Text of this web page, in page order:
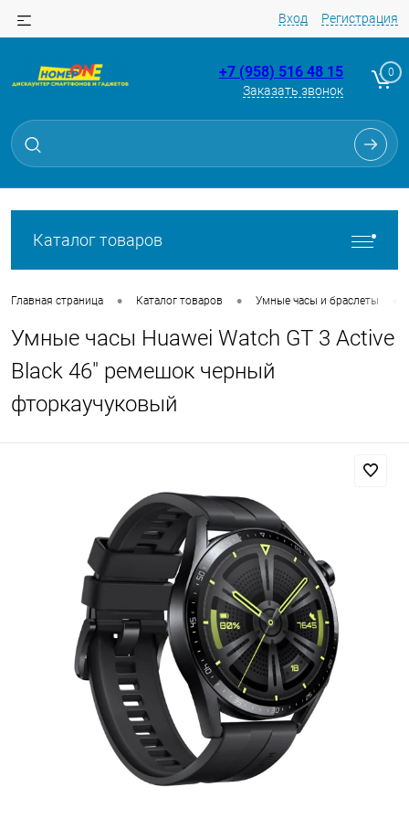
Вход Регистрация
+7 (958) 516 48 15
Заказать звонок
0
Каталог товаров
Главная страница • Каталог товаров • Умные часы и браслеты
Умные часы Huawei Watch GT 3 Active
Black 46" ремешок черный
фторкаучуковый
Для клиентов всех банков
Разбейте
без переплат
Сегодня
Добавляйте товары
Оплачивайте сегодня только
% картой любого банка
Получайте товар
выбранный способом
Оставшиеся 75
% будут
списываться
с вашей карты
25%каждые 2 недели